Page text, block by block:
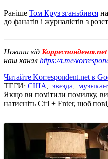
Раніше Том Круз зганьбився
до фанатів і журналістів з
Новини від Корреспондент.net
наш канал https://t.me/
Читайте Korrespondent.net в
ТЕГИ: США, звезда,
Якщо ви помітили помилку,
натисніть Ctrl + Enter, щоб